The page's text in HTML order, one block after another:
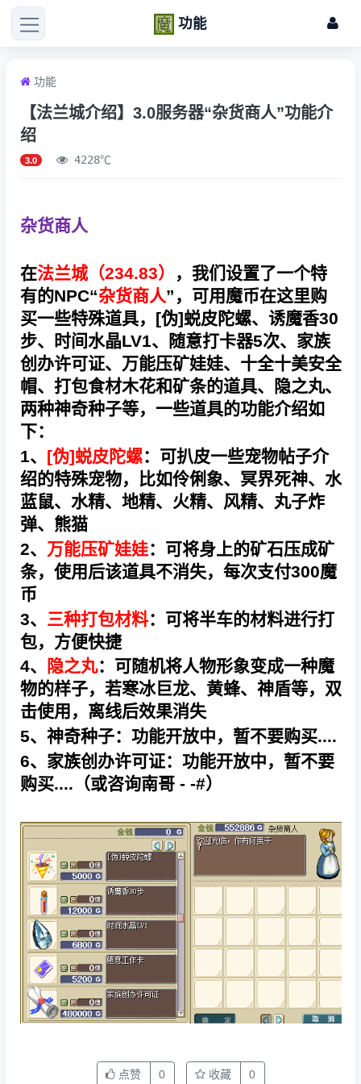
功能
功能
【法兰城介绍】3.0服务器“杂货商人”功能介
绍
3.0 4228℃
杂货商人
在法兰城（234.83）
，我们设置了一个特
有的NPC“杂货商人”，可用魔币在这里购
买一些特殊道具，[伪]蜕皮陀螺、诱魔香30
步、时间水晶LV1、随意打卡器5次、家族
创办许可证、万能压矿娃娃、十全十美安全
帽、打包食材木花和矿条的道具、隐之丸、
两种神奇种子等，一些道具的功能介绍如
下：
1、 [伪]蜕皮陀螺：可扒皮一些宠物帖子介
绍的特殊宠物，比如伶俐象、冥界死神、水
蓝鼠、水精、地精、火精、风精、丸子炸
弹、熊猫
2、 万能压矿娃娃：可将身上的矿石压成矿
条，使用后该道具不消失，每次支付300魔
币
3、
三种打包材料：可将半车的材料进行打
包，方便快捷
4、
隐之丸：可随机将人物形象变成一种魔
物的样子，若寒冰巨龙、黄蜂、神盾等，双
击使用，离线后效果消失
5、神奇种子：功能开放中，暂不要购买....
6、家族创办许可证：功能开放中，暂不要
购买....（或咨询南哥 - -#）
点赞 0 收藏 0